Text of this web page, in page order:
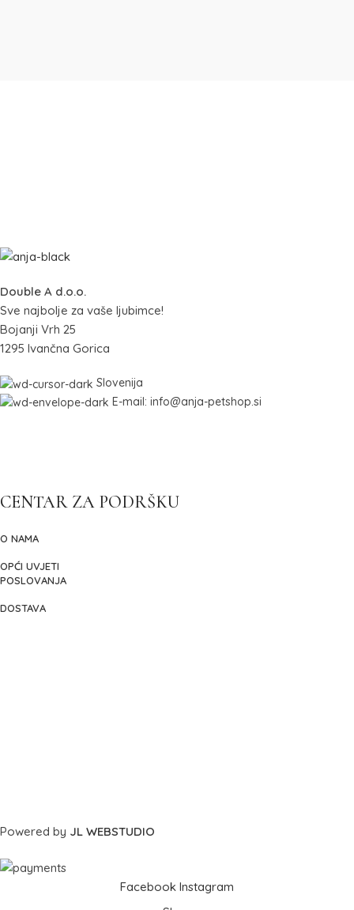
Double A d.o.o.
Sve najbolje za vaše ljubimce!
Bojanji Vrh 25
1295 Ivančna Gorica
Slovenija
E-mail: info@anja-petshop.si
CENTAR ZA PODRŠKU
O NAMA
OPĆI UVJETI
POSLOVANJA
DOSTAVA
Powered by JL WEBSTUDIO
Facebook Instagram